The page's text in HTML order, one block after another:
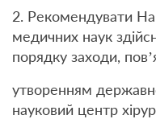
2. Рекомендувати
медичних наук
порядку заходи,
утворенням
науковий центр